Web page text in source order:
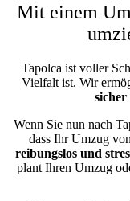
Mit einem
Tapolca ist voller
Vielfalt ist. Wir
sicher
Wenn Sie nun nach
dass Ihr Umzug
reibungslos und
plant Ihren Umzug